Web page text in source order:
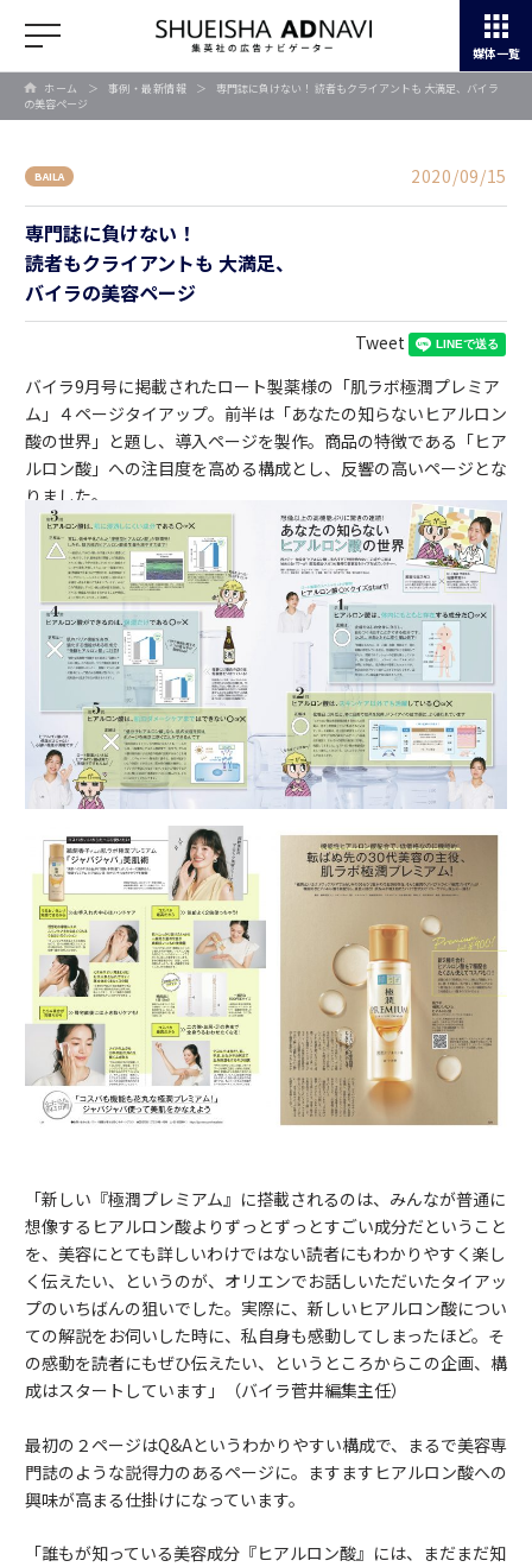
媒体一覧
ホーム ＞ 事例・最新情報 ＞
専門誌に負けない！ 読者もクライアントも 大満足、バイラ
の美容ページ
BAILA 2020/09/15
専門誌に負けない！
読者もクライアントも 大満足、
バイラの美容ページ
Tweet
バイラ9月号に掲載されたロート製薬様の「肌ラボ極潤プレミア
ム」４ページタイアップ。前半は「あなたの知らないヒアルロン
酸の世界」と題し、導入ページを製作。商品の特徴である「ヒア
ルロン酸」への注目度を高める構成とし、反響の高いページとな
りました。
「新しい『極潤プレミアム』に搭載されるのは、みんなが普通に
想像するヒアルロン酸よりずっとずっとすごい成分だということ
を、美容にとても詳しいわけではない読者にもわかりやすく楽し
く伝えたい、というのが、オリエンでお話しいただいたタイアッ
プのいちばんの狙いでした。実際に、新しいヒアルロン酸につい
ての解説をお伺いした時に、私自身も感動してしまったほど。そ
の感動を読者にもぜひ伝えたい、というところからこの企画、構
成はスタートしています」（バイラ菅井編集主任）
最初の２ページはQ&Aというわかりやすい構成で、まるで美容専
門誌のような説得力のあるページに。ますますヒアルロン酸への
興味が高まる仕掛けになっています。
「誰もが知っている美容成分『ヒアルロン酸』には、まだまだ知